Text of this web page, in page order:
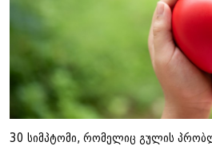
30 სიმპტომი, რომელიც გულის